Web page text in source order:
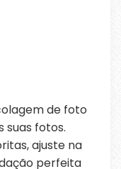
de foto
suas fotos.
ajuste na
perfeita